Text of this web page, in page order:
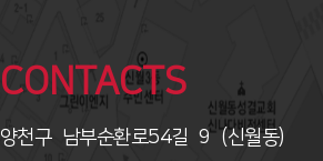
CONTACTS
천구 남부순환로54길 9 (신월동)